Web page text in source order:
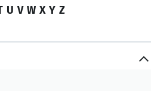
U V W X Y Z